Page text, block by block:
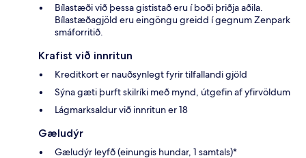
Bílastæði við þessa gististað eru í boði þriðja aðila.
Bílastæðagjöld eru eingöngu greidd í gegnum Zenpark
smáforritið.
Krafist við innritun
Kreditkort er nauðsynlegt fyrir tilfallandi gjöld
Sýna gæti þurft skilríki með mynd, útgefin af yfirvöldum
Lágmarksaldur við innritun er 18
Gæludýr
Gæludýr leyfð (einungis hundar, 1 samtals)*